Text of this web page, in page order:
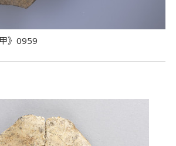
》0959